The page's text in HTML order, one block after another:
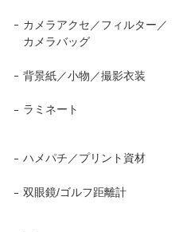
カメラアクセ／フィルター／
カメラバッグ
背景紙／小物／撮影衣装
ラミネート
ハメパチ／プリント資材
双眼鏡/ゴルフ距離計